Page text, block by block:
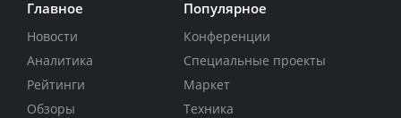
Главное
Новости
Аналитика
Рейтинги
Обзоры
Популярное
Конференции
Специальные проекты
Маркет
Техника